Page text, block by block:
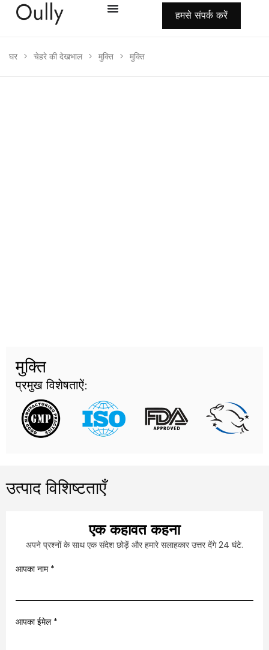
हमसे संपर्क करें
घर > चेहरे की देखभाल > मुक्ति > मुक्ति
मुक्ति
प्रमुख विशेषताऐं:
उत्पाद विशिष्टताएँ
एक कहावत कहना
अपने प्रश्नों के साथ एक संदेश छोड़ें और हमारे सलाहकार उत्तर देंगे 24 घंटे.
आपका नाम *
आपका ईमेल *